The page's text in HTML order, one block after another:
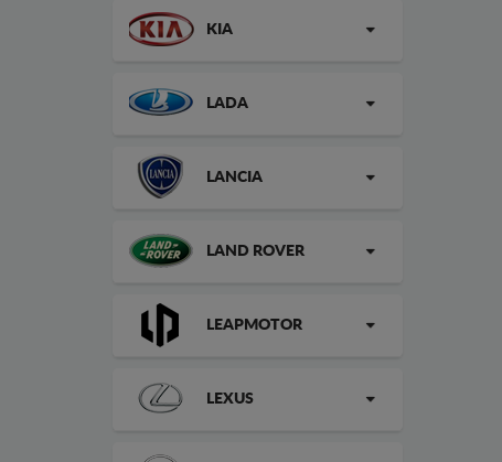
KIA
LADA
LANCIA
LAND ROVER
LEAPMOTOR
LEXUS